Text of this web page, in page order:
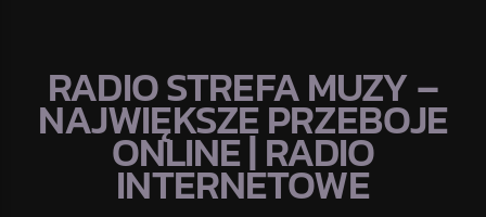
RADIO STREFA MUZY –
NAJWIĘKSZE PRZEBOJE
ONLINE | RADIO
INTERNETOWE